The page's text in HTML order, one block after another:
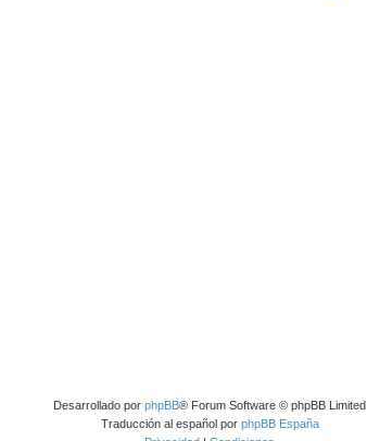
Desarrollado por phpBB® Forum Software © phpBB Limited
Traducción al español por phpBB España